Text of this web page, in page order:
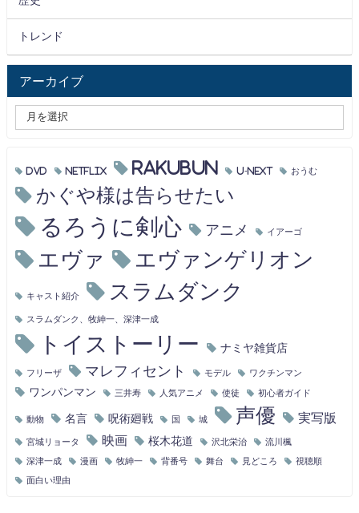
トレンド
アーカイブ
DVD Netflix RAKUBUN U-NEXT おうむ
かぐや様は告らせたい
るろうに剣心 アニメ イアーゴ
エヴァ エヴァンゲリオン
キャスト紹介 スラムダンク
スラムダンク、牧紳一、深津一成
トイストーリー ナミヤ雑貨店
フリーザ マレフィセント モデル ワクチンマン
ワンパンマン 三井寿 人気アニメ 使徒 初心者ガイド
動物 名言 呪術廻戦 国 城 声優 実写版
宮城リョータ 映画 桜木花道 沢北栄治 流川楓
深津一成 漫画 牧紳一 背番号 舞台 見どころ 視聴順
面白い理由